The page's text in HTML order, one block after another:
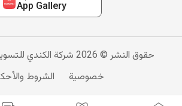
App Gallery
حقوق النشر © 2026 شركة الكندي للتسويق الرقمي PJSC
خصوصية
الشروط